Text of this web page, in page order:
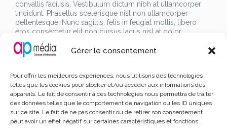
Gérer le consentement
Pour offrir les meilleures expériences, nous utilisons des technologies
telles que les cookies pour stocker et/ou accéder aux informations des
appareils. Le fait de consentir à ces technologies nous permettra de traiter
des données telles que le comportement de navigation ou les ID uniques
sur ce site. Le fait de ne pas consentir ou de retirer son consentement
peut avoir un effet négatif sur certaines caractéristiques et fonctions.
convallis facilisis. Vestibulum dictum nibh at ullamcorper
tincidunt. Phasellus scelerisque nisl non ullamcorper
pellentesque. Nunc sagittis, felis in feugiat mollis, libero
eros consectetur elit non cursus lacus nisl at dolor.
Lorem ipsum dolor sit amet, consectetur adipiscing elit.
Sed vitae diam metus. Donec cursus magna eget sem
tincidunt. Phasellus scelerisque nisl non ullamcorper
pellentesque. Nunc sagittis, felis in feugiat mollis, libero
eros consectetur elit non cursus lacus nisl at dolor.
Lorem ipsum dolor sit amet, consectetur adipiscing elit.
Sed vitae diam metus. Donec cursus magna eget sem
convallis facilisis. Vestibulum dictum nibh at ullamcorper